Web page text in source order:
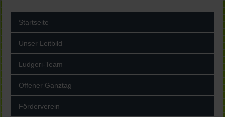
Startseite
Unser Leitbild
Ludgeri-Team
Offener Ganztag
Förderverein